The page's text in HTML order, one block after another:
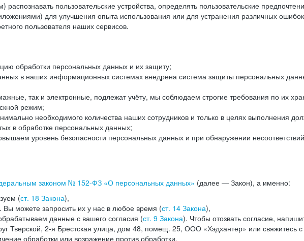
пользовательские устройства, определять пользовательские
для улучшения опыта использования или для устранения различных
пользователя наших сервисов.
обработки персональных данных и их защиту;
в наших информационных системах внедрена система защиты персональных
так и электронные, подлежат учёту, мы соблюдаем строгие требования по их
режим;
необходимого количества наших сотрудников и только в целях выполнения
в обработке персональных данных;
уровень безопасности персональных данных и при обнаружении
законом № 152-ФЗ «О персональных данных» (далее — Закон), а именно:
(ст. 18 Закона),
можете запросить их у нас в любое время (ст. 14 Закона),
данные с вашего согласия (ст. 9 Закона). Чтобы отозвать согласие,
Тверской, 2-я Брестская улица, дом 48, помещ. 25, ООО «Хэдхантер» или свяжитесь
обработки или возражение против обработки.